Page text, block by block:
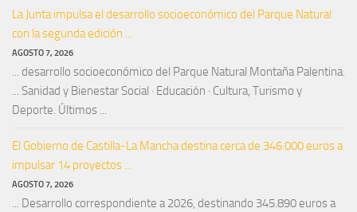
La Junta impulsa el desarrollo socioeconómico del Parque Natural
con la segunda edición ...
AGOSTO 7, 2026
... desarrollo socioeconómico del Parque Natural Montaña Palentina.
... Sanidad y Bienestar Social · Educación · Cultura, Turismo y
Deporte. Últimos ...
El Gobierno de Castilla-La Mancha destina cerca de 346.000 euros a
impulsar 14 proyectos ...
AGOSTO 7, 2026
... Desarrollo correspondiente a 2026, destinando 345.890 euros a